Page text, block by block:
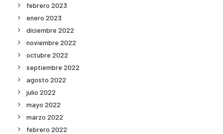
febrero 2023
enero 2023
diciembre 2022
noviembre 2022
octubre 2022
septiembre 2022
agosto 2022
julio 2022
mayo 2022
marzo 2022
febrero 2022